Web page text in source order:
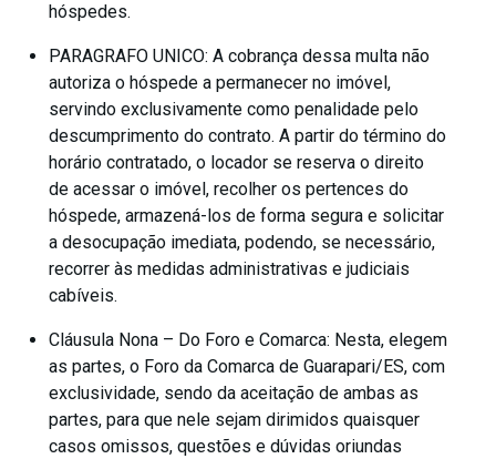
hóspedes.
PARAGRAFO UNICO: A cobrança dessa multa não
autoriza o hóspede a permanecer no imóvel,
servindo exclusivamente como penalidade pelo
descumprimento do contrato. A partir do término do
horário contratado, o locador se reserva o direito
de acessar o imóvel, recolher os pertences do
hóspede, armazená-los de forma segura e solicitar
a desocupação imediata, podendo, se necessário,
recorrer às medidas administrativas e judiciais
cabíveis.
Cláusula Nona – Do Foro e Comarca: Nesta, elegem
as partes, o Foro da Comarca de Guarapari/ES, com
exclusividade, sendo da aceitação de ambas as
partes, para que nele sejam dirimidos quaisquer
casos omissos, questões e dúvidas oriundas